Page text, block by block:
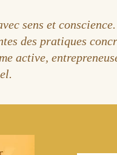
sens et conscience.
des pratiques
active,